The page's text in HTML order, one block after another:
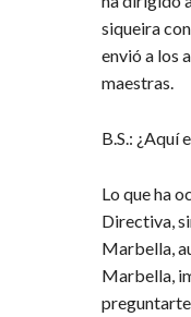
siqueira
envió a los
maestras.
B.S.: ¿Aquí
Lo que ha
Directiva,
Marbella,
Marbella,
preguntarte